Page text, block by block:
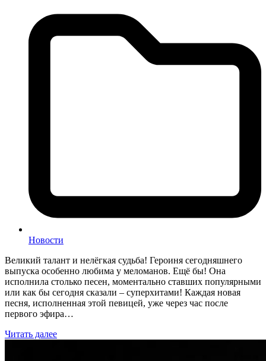
Новости
Великий талант и нелёгкая судьба! Героиня сегодняшнего
выпуска особенно любима у меломанов. Ещё бы! Она
исполнила столько песен, моментально ставших популярными
или как бы сегодня сказали – суперхитами! Каждая новая
песня, исполненная этой певицей, уже через час после
первого эфира…
Читать далее